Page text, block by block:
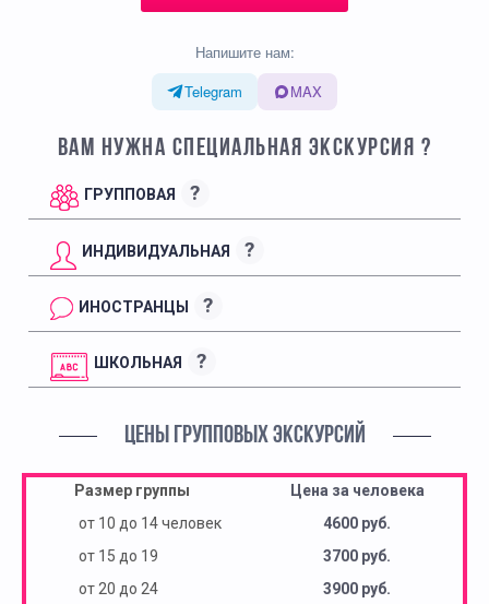
Напишите нам:
Telegram
MAX
ВАМ НУЖНА СПЕЦИАЛЬНАЯ ЭКСКУРСИЯ ?
ГРУППОВАЯ ?
ИНДИВИДУАЛЬНАЯ ?
ИНОСТРАНЦЫ ?
ШКОЛЬНАЯ ?
ЦЕНЫ ГРУППОВЫХ ЭКСКУРСИЙ
Размер группы
Цена за человека
от 10 до 14 человек
4600 руб.
от 15 до 19
3700 руб.
от 20 до 24
3900 руб.